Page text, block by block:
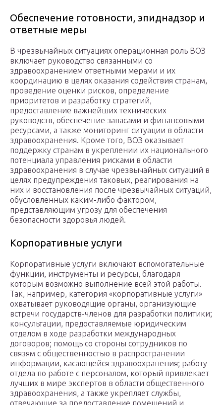
Обеспечение готовности, эпиднадзор и
ответные меры
В чрезвычайных ситуациях операционная роль ВОЗ
включает руководство связанными со
здравоохранением ответными мерами и их
координацию в целях оказания содействия странам,
проведение оценки рисков, определение
приоритетов и разработку стратегий,
предоставление важнейших технических
руководств, обеспечение запасами и финансовыми
ресурсами, а также мониторинг ситуации в области
здравоохранения. Кроме того, ВОЗ оказывает
поддержку странам в укреплении их национального
потенциала управления рисками в области
здравоохранения в случае чрезвычайных ситуаций в
целях предупреждения таковых, реагирования на
них и восстановления после чрезвычайных ситуаций,
обусловленных каким-либо фактором,
представляющим угрозу для обеспечения
безопасности здоровья людей.
Корпоративные услуги
Корпоративные услуги включают вспомогательные
функции, инструменты и ресурсы, благодаря
которым возможно выполнение всей этой работы.
Так, например, категория «корпоративные услуги»
охватывает руководящие органы, организующие
встречи государств-членов для разработки политики;
консультации, предоставляемые юридическим
отделом в ходе разработки международных
договоров; помощь со стороны сотрудников по
связям с общественностью в распространении
информации, касающейся здравоохранения; работу
отдела по работе с персоналом, который привлекает
лучших в мире экспертов в области общественного
здравоохранения, а также укрепляет службы,
отвечающие за предоставление помещений и